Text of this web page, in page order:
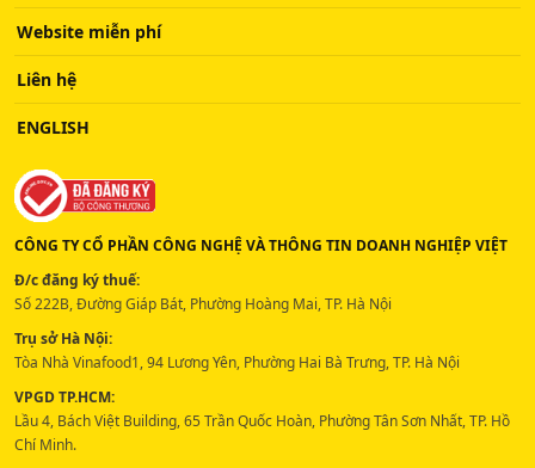
Website miễn phí
Liên hệ
ENGLISH
CÔNG TY CỔ PHẦN CÔNG NGHỆ VÀ THÔNG TIN DOANH NGHIỆP VIỆT
Đ/c đăng ký thuế:
Số 222B, Đường Giáp Bát, Phường Hoàng Mai, TP. Hà Nội
Trụ sở Hà Nội:
Tòa Nhà Vinafood1, 94 Lương Yên, Phường Hai Bà Trưng, TP. Hà Nội
VPGD TP.HCM:
Lầu 4, Bách Việt Building, 65 Trần Quốc Hoàn, Phường Tân Sơn Nhất, TP. Hồ
Chí Minh.